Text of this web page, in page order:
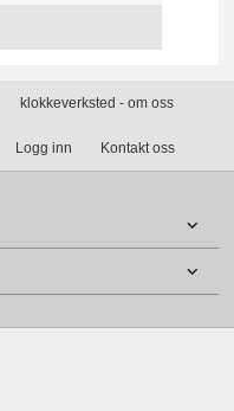
klokkeverksted - om oss
Logg inn Kontakt oss